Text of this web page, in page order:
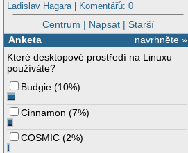
Ladislav Hagara| Komentářů: 0
Centrum | Napsat| Starší
navrhněte »
Anketa
Které desktopové prostředí na Linuxu
používáte?
Budgie (10%)
Cinnamon (7%)
COSMIC (2%)